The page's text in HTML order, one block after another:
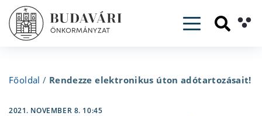
Toggle
Főoldal / Rendezze elektronikus úton adótartozásait!
2021. NOVEMBER 8. 10:45